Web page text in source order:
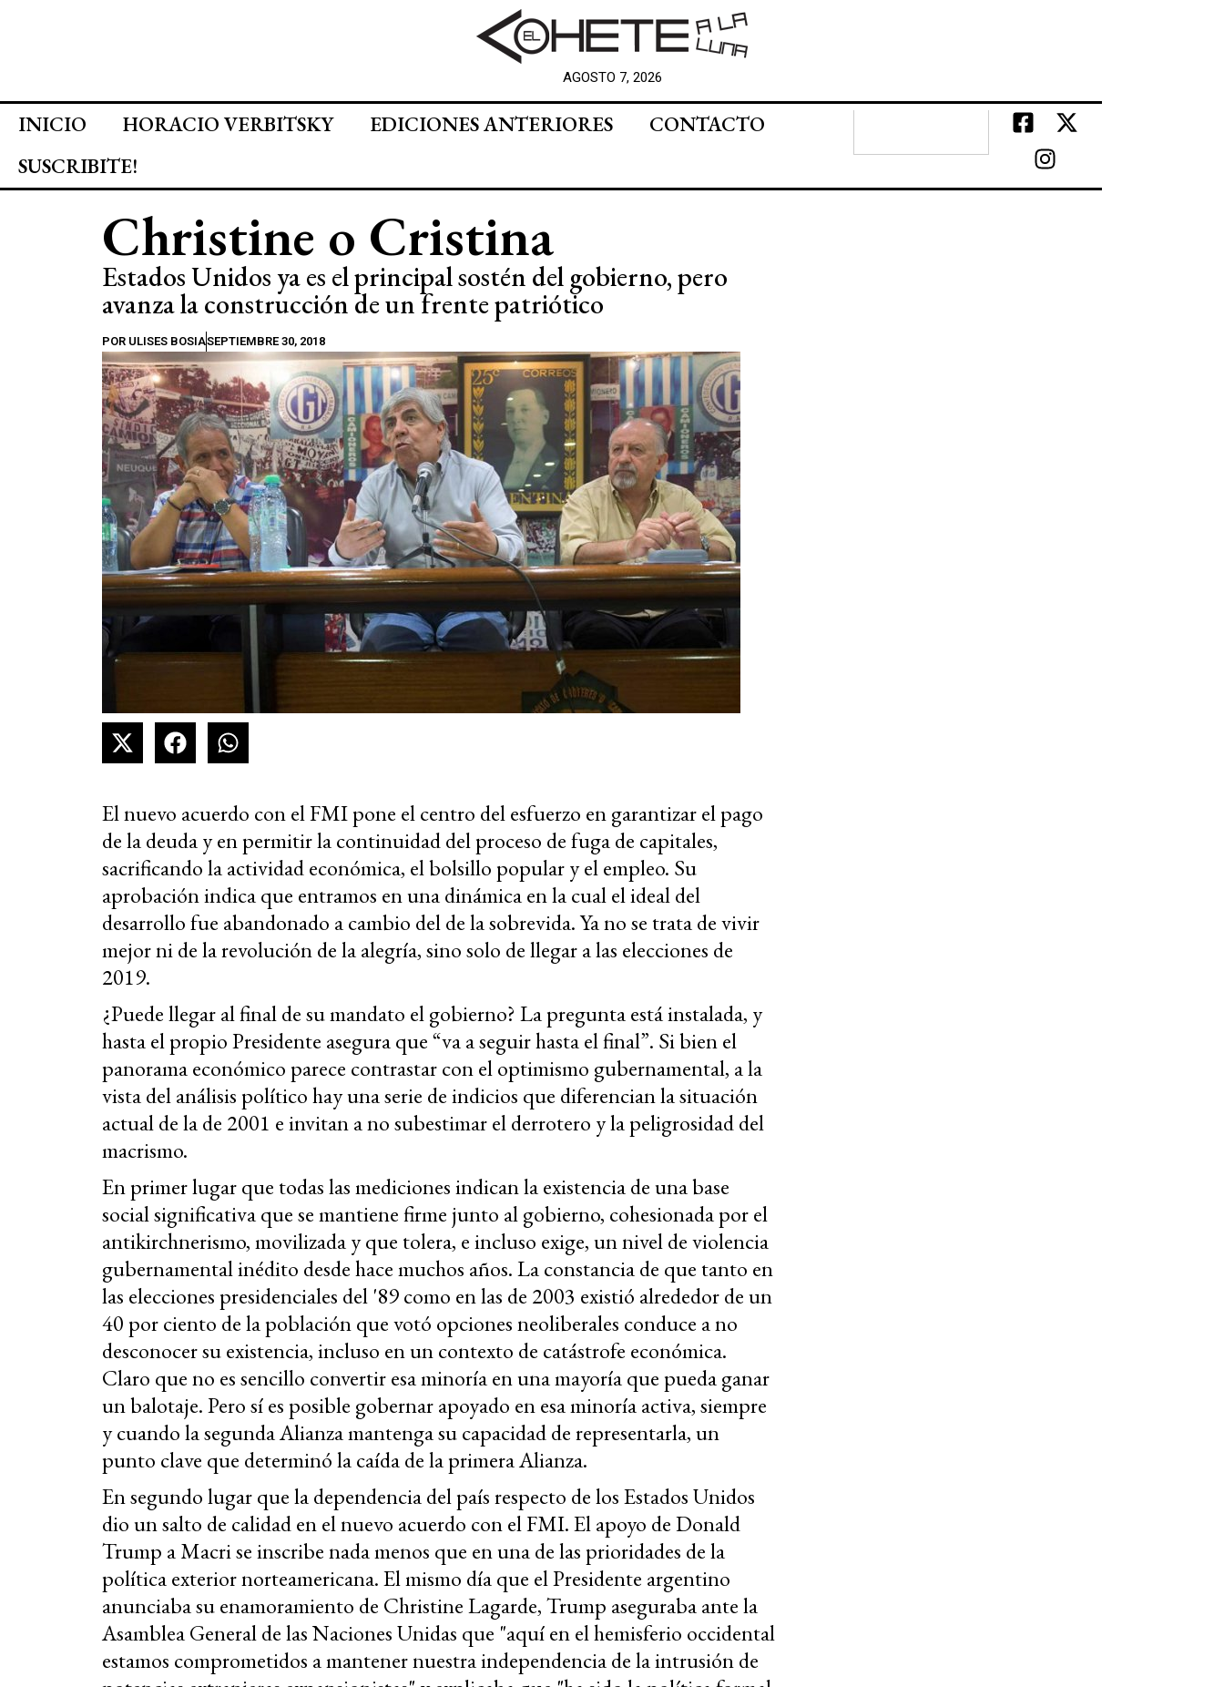
AGOSTO 7, 2026
INICIO HORACIO VERBITSKY EDICIONES ANTERIORES
CONTACTO
SUSCRIBITE!
Christine o Cristina
Estados Unidos ya es el principal sostén del gobierno, pero
avanza la construcción de un frente patriótico
POR ULISES BOSIASEPTIEMBRE 30, 2018
El nuevo acuerdo con el FMI pone el centro del esfuerzo en garantizar el pago
de la deuda y en permitir la continuidad del proceso de fuga de capitales,
sacrificando la actividad económica, el bolsillo popular y el empleo. Su
aprobación indica que entramos en una dinámica en la cual el ideal del
desarrollo fue abandonado a cambio del de la sobrevida. Ya no se trata de vivir
mejor ni de la revolución de la alegría, sino solo de llegar a las elecciones de
2019.
¿Puede llegar al final de su mandato el gobierno? La pregunta está instalada, y
hasta el propio Presidente asegura que “va a seguir hasta el final”. Si bien el
panorama económico parece contrastar con el optimismo gubernamental, a la
vista del análisis político hay una serie de indicios que diferencian la situación
actual de la de 2001 e invitan a no subestimar el derrotero y la peligrosidad del
macrismo.
En primer lugar que todas las mediciones indican la existencia de una base
social significativa que se mantiene firme junto al gobierno, cohesionada por el
antikirchnerismo, movilizada y que tolera, e incluso exige, un nivel de violencia
gubernamental inédito desde hace muchos años. La constancia de que tanto en
las elecciones presidenciales del '89 como en las de 2003 existió alrededor de un
40 por ciento de la población que votó opciones neoliberales conduce a no
desconocer su existencia, incluso en un contexto de catástrofe económica.
Claro que no es sencillo convertir esa minoría en una mayoría que pueda ganar
un balotaje. Pero sí es posible gobernar apoyado en esa minoría activa, siempre
y cuando la segunda Alianza mantenga su capacidad de representarla, un
punto clave que determinó la caída de la primera Alianza.
En segundo lugar que la dependencia del país respecto de los Estados Unidos
dio un salto de calidad en el nuevo acuerdo con el FMI. El apoyo de Donald
Trump a Macri se inscribe nada menos que en una de las prioridades de la
política exterior norteamericana. El mismo día que el Presidente argentino
anunciaba su enamoramiento de Christine Lagarde, Trump aseguraba ante la
Asamblea General de las Naciones Unidas que "aquí en el hemisferio occidental
estamos comprometidos a mantener nuestra independencia de la intrusión de